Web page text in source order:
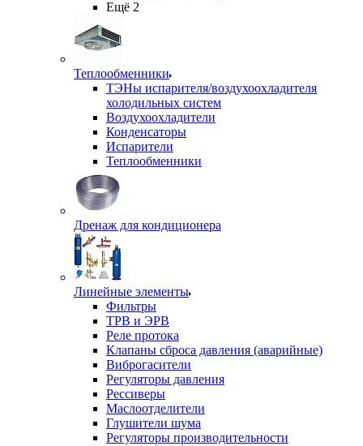
Ещё 2
Теплообменники
ТЭНы испарителя/воздухоохладителя
холодильных систем
Воздухоохладители
Конденсаторы
Испарители
Теплообменники
Дренаж для кондиционера
Линейные элементы
Фильтры
ТРВ и ЭРВ
Реле протока
Клапаны сброса давления (аварийные)
Виброгасители
Регуляторы давления
Рессиверы
Маслоотделители
Глушители шума
Регуляторы производительности